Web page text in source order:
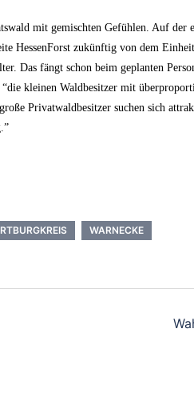
mit gemischten Gefühlen. Auf der
HessenForst zukünftig von dem
Das fängt schon beim geplanten
kleinen Waldbesitzer mit
Privatwaldbesitzer suchen sich
WARNECKE